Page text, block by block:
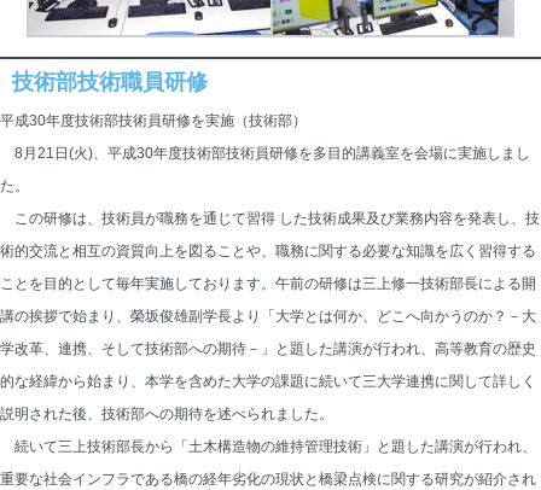
技術部技術職員研修
平成30年度技術部技術員研修を実施（技術部）
8月21日(火)、平成30年度技術部技術員研修を多目的講義室を会場に実施しまし
た。
この研修は、技術員が職務を通じて習得 した技術成果及び業務内容を発表し、技
術的交流と相互の資質向上を図ることや、職務に関する必要な知識を広く習得する
ことを目的として毎年実施しております。午前の研修は三上修一技術部長による開
講の挨拶で始まり、榮坂俊雄副学長より「大学とは何か、どこへ向かうのか？－大
学改革、連携、そして技術部への期待－」と題した講演が行われ、高等教育の歴史
的な経緯から始まり、本学を含めた大学の課題に続いて三大学連携に関して詳しく
説明された後、技術部への期待を述べられました。
続いて三上技術部長から「土木構造物の維持管理技術」と題した講演が行われ、
重要な社会インフラである橋の経年劣化の現状と橋梁点検に関する研究が紹介され